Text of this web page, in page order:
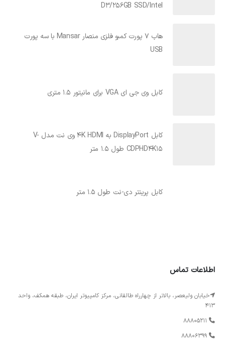
D3/256GB SSD/Intel
هاب 7 پورت کمبو فلزی منصار Mansar با سه پورت
USB
کابل وی جی ای VGA برای مانیتور 1.5 متری
کابل DisplayPort به 4K HDMI وی نت مدل V-
CDPHD4K15 طول 1.5 متر
کابل پرینتر دی-نت طول 1.5 متر
اطلاعات تماس
خیابان ولیعصر، بالاتر از چهارراه طالقانی، مرکز کامپیوتر ایران، طبقه همکف، واحد
413
88805211
88806399